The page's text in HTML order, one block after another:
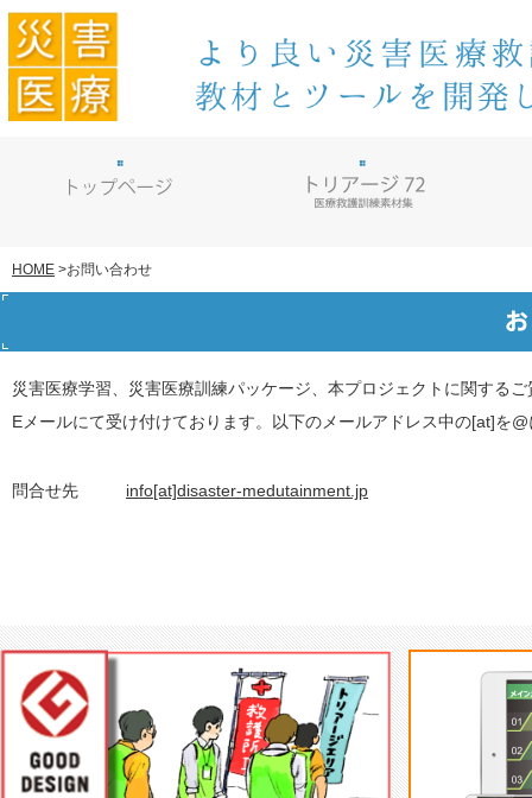
HOME >お問い合わせ
災害医療学習、災害医療訓練パッケージ、本プロジェクトに関する
Eメールにて受け付けております。以下のメールアドレス中の[at]を
問合せ先 info[at]disaster-medutainment.jp